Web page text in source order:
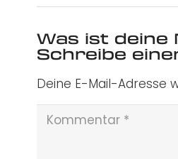
Was ist deine
Schreibe
Deine E-Mail-Adresse